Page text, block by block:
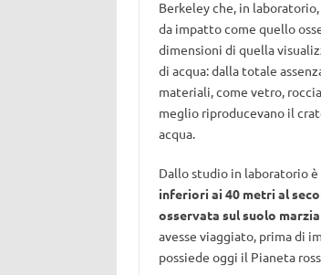
Berkeley che, in
da impatto come quello
dimensioni di quella
di acqua: dalla totale
materiali, come vetro,
meglio riproducevano il
acqua.
Dallo studio in laboratorio
inferiori ai 40 metri al
osservata sul suolo
avesse viaggiato, prima di
possiede oggi il Pianeta